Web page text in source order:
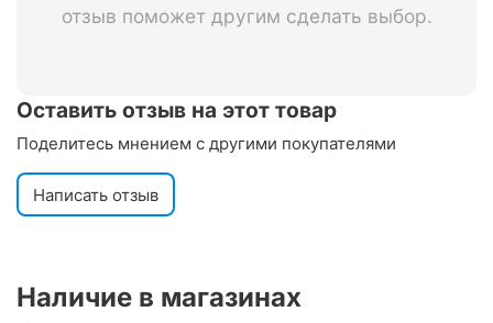
отзыв поможет другим сделать выбор.
Оставить отзыв на этот товар
Поделитесь мнением с другими покупателями
Написать отзыв
Наличие в магазинах